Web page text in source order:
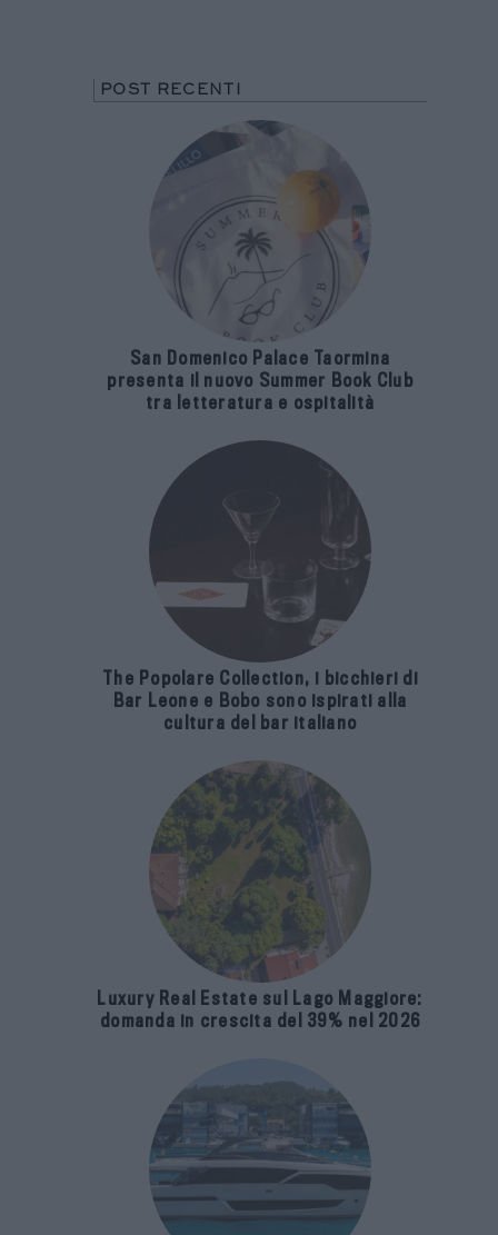
POST RECENTI
San Domenico Palace Taormina
presenta il nuovo Summer Book Club
tra letteratura e ospitalità
The Popolare Collection, i bicchieri di
Bar Leone e Bobo sono ispirati alla
cultura del bar italiano
Luxury Real Estate sul Lago Maggiore:
domanda in crescita del 39% nel 2026